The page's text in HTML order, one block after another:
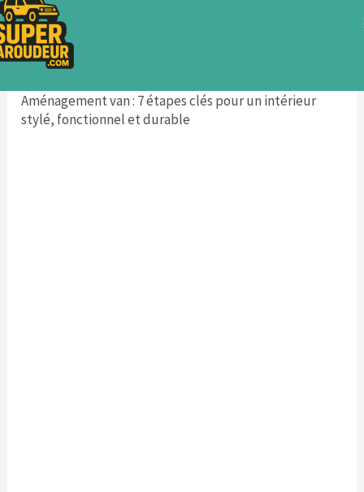
Aller
au
contenu
Aménagement van : 7 étapes clés pour un intérieur
stylé, fonctionnel et durable